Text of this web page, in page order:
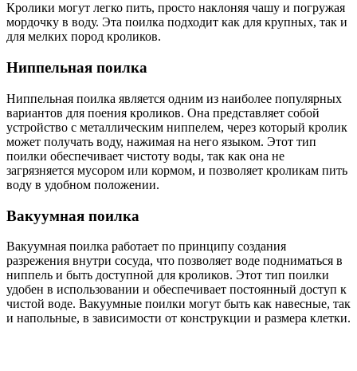
Кролики могут легко пить, просто наклоняя чашу и погружая
мордочку в воду. Эта поилка подходит как для крупных, так и
для мелких пород кроликов.
Ниппельная поилка
Ниппельная поилка является одним из наиболее популярных
вариантов для поения кроликов. Она представляет собой
устройство с металлическим ниппелем, через который кролик
может получать воду, нажимая на него языком. Этот тип
поилки обеспечивает чистоту воды, так как она не
загрязняется мусором или кормом, и позволяет кроликам пить
воду в удобном положении.
Вакуумная поилка
Вакуумная поилка работает по принципу создания
разрежения внутри сосуда, что позволяет воде подниматься в
ниппель и быть доступной для кроликов. Этот тип поилки
удобен в использовании и обеспечивает постоянный доступ к
чистой воде. Вакуумные поилки могут быть как навесные, так
и напольные, в зависимости от конструкции и размера клетки.